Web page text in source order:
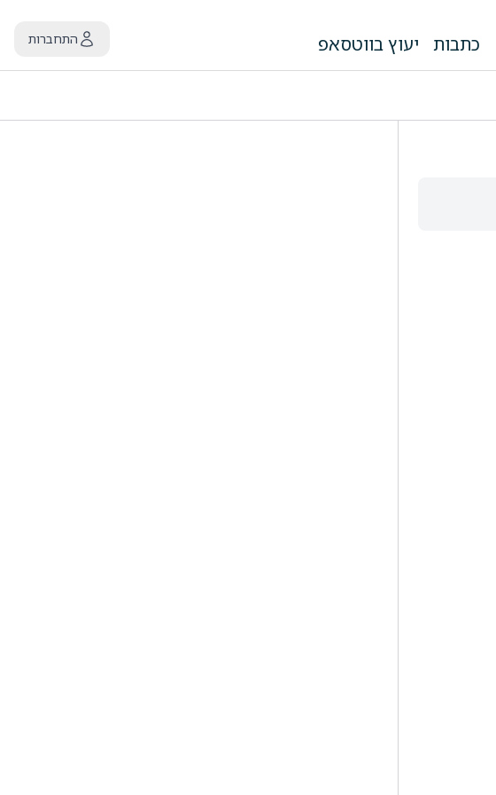
כתבות יעוץ בווטסאפ התחברות